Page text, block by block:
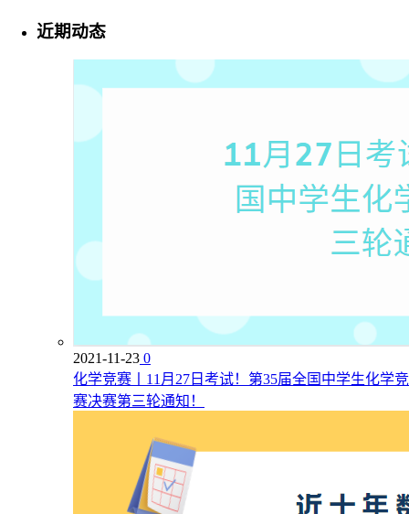
近期动态
2021-11-23 0
化学竞赛丨11月27日考试！第35届全国中学生化学竞
赛决赛第三轮通知！